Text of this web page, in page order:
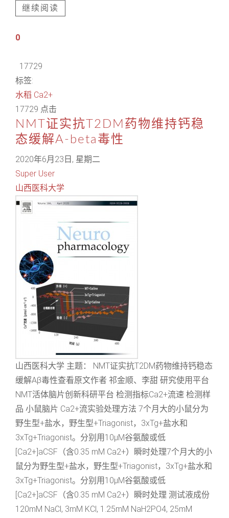
继续阅读
0
17729
标签:
水稻 Ca2+
17729 点击
NMT证实抗T2DM药物维持钙稳
态缓解A-beta毒性
2020年6月23日, 星期二
Super User
山西医科大学
山西医科大学 主题： NMT证实抗T2DM药物维持钙稳态
缓解Aβ毒性查看原文作者 祁金顺、李甜 研究使用平台
NMT活体脑片创新科研平台 检测指标Ca2+流速 检测样
品 小鼠脑片 Ca2+流实验处理方法 7个月大的小鼠分为
野生型+盐水，野生型+Triagonist，3xTg+盐水和
3xTg+Triagonist。分别用10μM谷氨酸或低
[Ca2+]aCSF（含0.35 mM Ca2+）瞬时处理7个月大的小
鼠分为野生型+盐水，野生型+Triagonist，3xTg+盐水和
3xTg+Triagonist。分别用10μM谷氨酸或低
[Ca2+]aCSF（含0.35 mM Ca2+）瞬时处理 测试液成份
120mM NaCl, 3mM KCl, 1.25mM NaH2PO4, 25mM